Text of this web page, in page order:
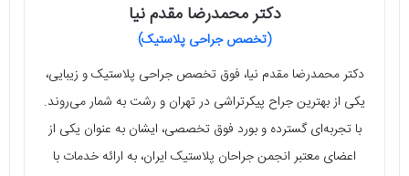
دکتر محمدرضا مقدم نیا
(تخصص جراحی پلاستیک)
دکتر محمدرضا مقدم نیا، فوق تخصص جراحی پلاستیک و زیبایی،
یکی از بهترین جراح پیکرتراشی در تهران و رشت به شمار می‌روند.
با تجربه‌ای گسترده و بورد فوق تخصصی، ایشان به عنوان یکی از
اعضای معتبر انجمن جراحان پلاستیک ایران، به ارائه خدمات با